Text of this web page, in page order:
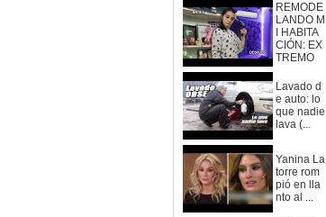
REMODE
LANDO M
I HABITA
CIÓN: EX
TREMO
Lavado d
e auto: lo
que nadie
lava (...
Yanina La
torre rom
pió en lla
nto al ...